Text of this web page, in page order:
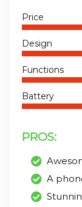
Price
Design
Functions
Battery
PROS:
A